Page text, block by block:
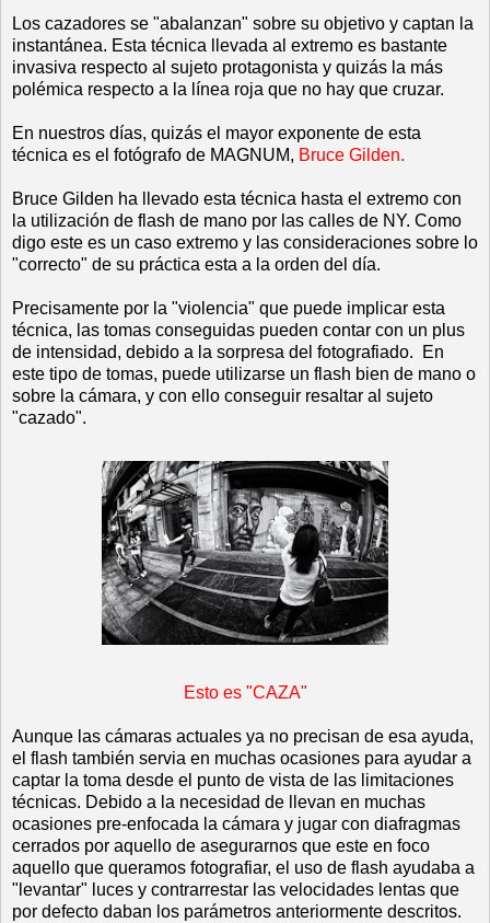
Los cazadores se "abalanzan" sobre su objetivo y captan la
instantánea. Esta técnica llevada al extremo es bastante
invasiva respecto al sujeto protagonista y quizás la más
polémica respecto a la línea roja que no hay que cruzar.
En nuestros días, quizás el mayor exponente de esta
técnica es el fotógrafo de MAGNUM, Bruce Gilden.
Bruce Gilden ha llevado esta técnica hasta el extremo con
la utilización de flash de mano por las calles de NY. Como
digo este es un caso extremo y las consideraciones sobre lo
"correcto" de su práctica esta a la orden del día.
Precisamente por la "violencia" que puede implicar esta
técnica, las tomas conseguidas pueden contar con un plus
de intensidad, debido a la sorpresa del fotografiado. En
este tipo de tomas, puede utilizarse un flash bien de mano o
sobre la cámara, y con ello conseguir resaltar al sujeto
"cazado".
Esto es "CAZA"
Aunque las cámaras actuales ya no precisan de esa ayuda,
el flash también servia en muchas ocasiones para ayudar a
captar la toma desde el punto de vista de las limitaciones
técnicas. Debido a la necesidad de llevan en muchas
ocasiones pre-enfocada la cámara y jugar con diafragmas
cerrados por aquello de asegurarnos que este en foco
aquello que queramos fotografiar, el uso de flash ayudaba a
"levantar" luces y contrarrestar las velocidades lentas que
por defecto daban los parámetros anteriormente descritos.